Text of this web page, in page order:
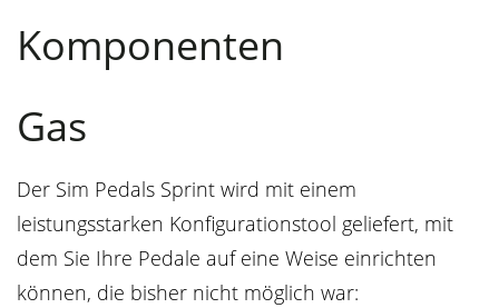
Komponenten
Gas
Der Sim Pedals Sprint wird mit einem
leistungsstarken Konfigurationstool geliefert, mit
dem Sie Ihre Pedale auf eine Weise einrichten
können, die bisher nicht möglich war: